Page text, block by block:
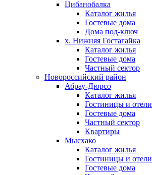
Цибанобалка
Каталог жилья
Гостевые дома
Дома под-ключ
х. Нижняя Гостагайка
Каталог жилья
Гостевые дома
Частный сектор
Новороссийский район
Абрау-Дюрсо
Каталог жилья
Гостиницы и отели
Гостевые дома
Частный сектор
Квартиры
Мысхако
Каталог жилья
Гостиницы и отели
Гостевые дома